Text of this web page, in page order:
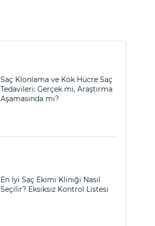
Saç Klonlama ve Kök Hücre Saç
Tedavileri: Gerçek mi, Araştırma
Aşamasında mı?
En İyi Saç Ekimi Kliniği Nasıl
Seçilir? Eksiksiz Kontrol Listesi